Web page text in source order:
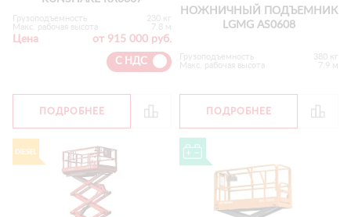
Грузоподъемность
230 кг
Макс. рабочая высота
7.8 м
Цена от 915 000 руб.
С НДС
ПОДРОБНЕЕ
НОЖНИЧНЫЙ ПОДЪЕМНИК
LGMG AS0608
Грузоподъемность
380 кг
Макс. рабочая высота
7.9 м
ПОДРОБНЕЕ